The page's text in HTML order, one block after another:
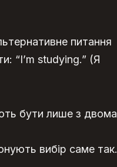
питання
“I’m studying.” (Я
бути лише з двома
вибір саме так.